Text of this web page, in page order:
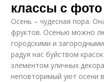
классы с
Осень – чудесная пора.
фруктов. Осенью можно
городскими и
радуя нас буйством
элементом уличных
неповторимый уют осени